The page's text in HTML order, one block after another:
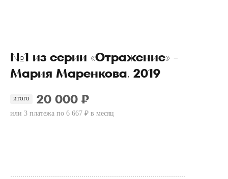
№1 из серии «Отражение» -
Мария Маренкова, 2019
ИТОГО 20 000 ₽
или 3 платежа по 6 667 ₽ в месяц
......................................................................................